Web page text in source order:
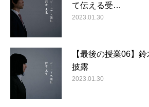
て伝える受…
2023.01.30
【最後の授業06】
披露
2023.01.30